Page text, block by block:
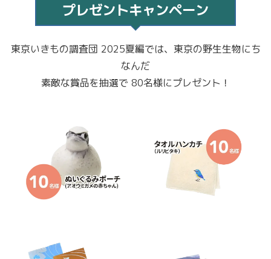
プレゼントキャンペーン
東京いきもの調査団 2025夏編では、東京の野生生物にち
なんだ
素敵な賞品を抽選で 80名様にプレゼント！